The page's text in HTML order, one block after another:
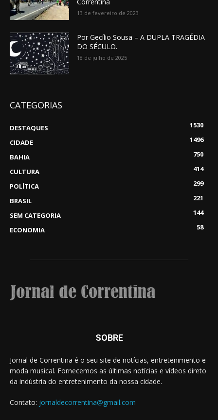
13 de fevereiro de 2023
Por Gecílio Sousa – A DUPLA TRAGÉDIA
DO SÉCULO.
18 de julho de 2025
CATEGORIAS
DESTAQUES
1530
CIDADE
1496
BAHIA
750
CULTURA
414
POLÍTICA
299
BRASIL
221
SEM CATEGORIA
144
ECONOMIA
58
SOBRE
Jornal de Correntina é o seu site de notícias, entretenimento e
moda musical. Fornecemos as últimas notícias e vídeos direto
da indústria do entretenimento da nossa cidade.
Contato: jornaldecorrentina@gmail.com